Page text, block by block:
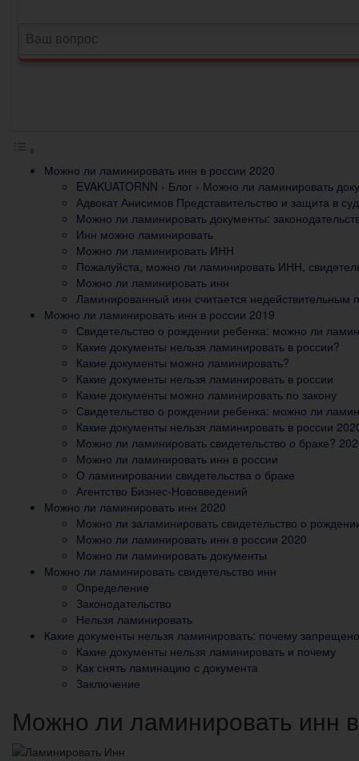
Можно ли ламинировать инн в россии 2020
EVAKUATORNN › Блог › Можно ли ламинировать
Адвокат Анисимов Представительство и защита в
Можно ли ламинировать документы:
Инн можно ламинировать
Можно ли ламинировать ИНН
Пожалуйста, можно ли ламинировать ИНН,
Можно ли ламинировать инн
Ламинированный инн считается недействительным
Можно ли ламинировать инн в россии 2019
Свидетельство о рождении ребенка: можно ли
Какие документы нельзя ламинировать в россии?
Какие документы можно ламинировать?
Какие документы нельзя ламинировать в россии
Какие документы можно ламинировать по закону
Свидетельство о рождении ребенка: можно ли
Какие документы нельзя ламинировать в россии
Можно ли ламинировать свидетельство о браке?
Можно ли ламинировать инн в россии
О ламинировании свидетельства о браке
Агентство Бизнес-Нововведений
Можно ли ламинировать инн 2020
Можно ли заламинировать свидетельство о
Можно ли ламинировать инн в россии 2020
Можно ли ламинировать документы
Можно ли ламинировать свидетельство инн
Определение
Законодательство
Нельзя ламинировать
Какие документы нельзя ламинировать: почему
Какие документы нельзя ламинировать и почему
Как снять ламинацию с документа
Заключение
Можно ли ламинировать инн